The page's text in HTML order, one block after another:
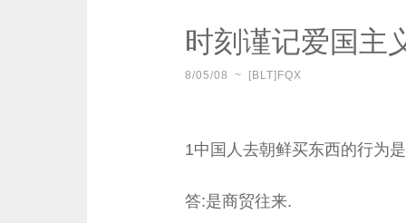
时刻谨记爱国主
8/05/08 ~ [BLT]FQX
1中国人去朝鲜买东西的行为
答:是商贸往来.